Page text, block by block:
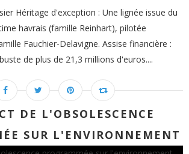
Héritage d'exception : Une lignée issue du
havrais (famille Reinhart), pilotée
Fauchier-Delavigne. Assise financière :
de plus de 21,3 millions d'euros....
DE L'OBSOLESCENCE
SUR L'ENVIRONNEMENT